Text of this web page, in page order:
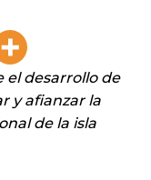
el desarrollo de
y afianzar la
de la isla